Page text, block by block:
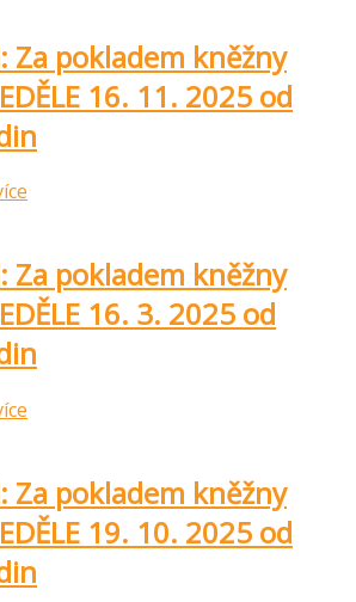
Za pokladem kněžny
16. 11. 2025 od
Za pokladem kněžny
16. 3. 2025 od
Za pokladem kněžny
19. 10. 2025 od